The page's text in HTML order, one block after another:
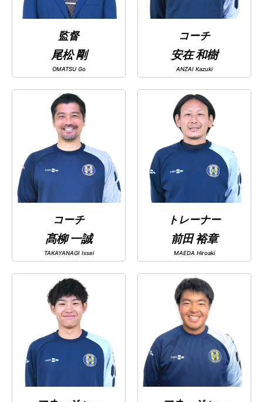
監督
尾松 剛
OMATSU Go
コーチ
安在 和樹
ANZAI Kazuki
髙柳 一誠
TAKAYANAGI Issei
トレーナー
前田 裕章
MAEDA Hiroaki